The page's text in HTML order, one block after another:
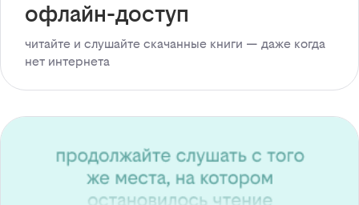
офлайн-доступ
читайте и слушайте скачанные книги — даже когда
нет интернета